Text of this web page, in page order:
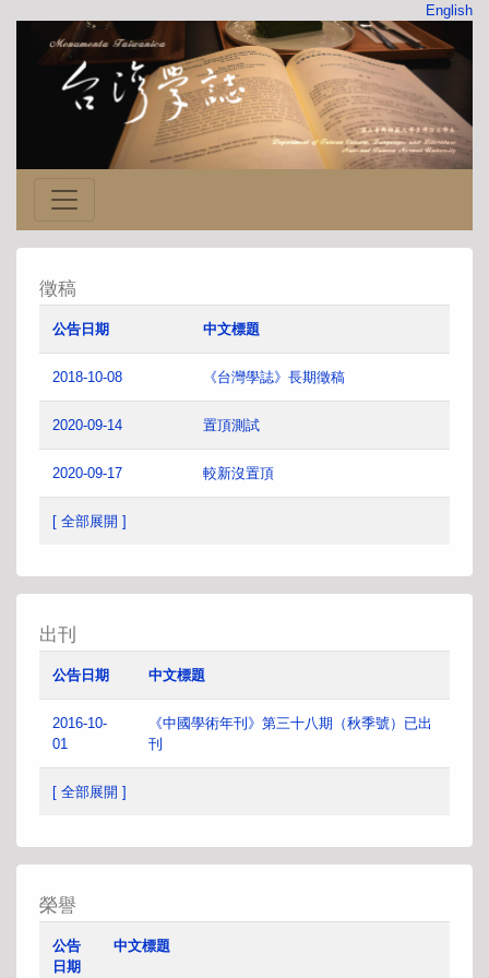
English
徵稿
公告日期 中文標題
2018-10-08 《台灣學誌》長期徵稿
2020-09-14 置頂測試
2020-09-17 較新沒置頂
[ 全部展開 ]
出刊
公告日期 中文標題
2016-10-
01
《中國學術年刊》第三十八期（秋季號）已出
刊
[ 全部展開 ]
榮譽
公告
日期
中文標題